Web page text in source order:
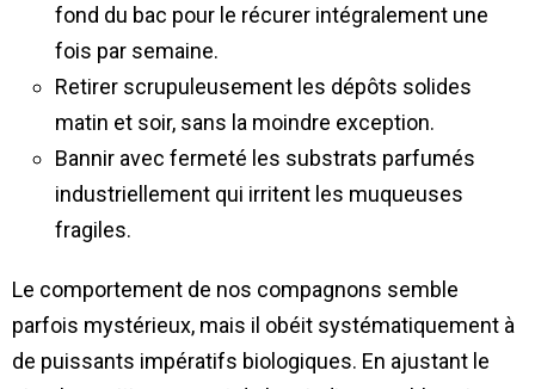
fond du bac pour le récurer intégralement une
fois par semaine.
Retirer scrupuleusement les dépôts solides
matin et soir, sans la moindre exception.
Bannir avec fermeté les substrats parfumés
industriellement qui irritent les muqueuses
fragiles.
Le comportement de nos compagnons semble
parfois mystérieux, mais il obéit systématiquement à
de puissants impératifs biologiques. En ajustant le